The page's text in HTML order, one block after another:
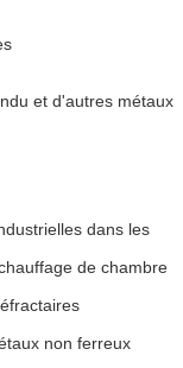
et d'autres métaux
dans les
de chambre
non ferreux